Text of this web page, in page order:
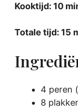
Kooktijd: 10
Totale tijd: 15
4 peren
8